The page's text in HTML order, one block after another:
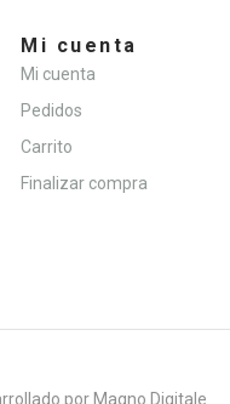
Mi cuenta
Mi cuenta
Pedidos
Carrito
Finalizar compra
por Magno Digitale